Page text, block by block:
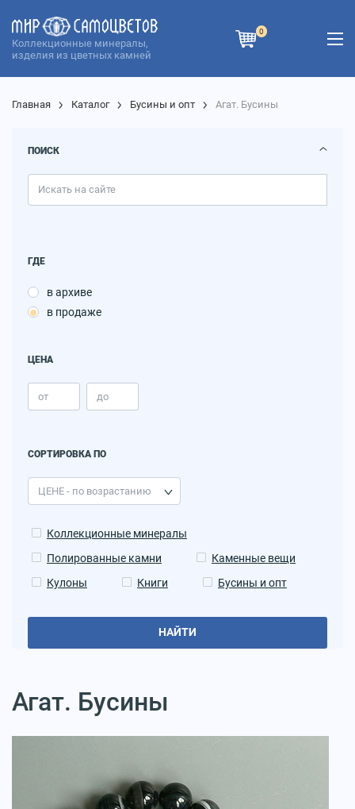
Коллекционные минералы,
изделия из цветных камней
0
Главная Каталог Бусины и опт Агат. Бусины
ПОИСК
ГДЕ
в архиве
в продаже
ЦЕНА
СОРТИРОВКА ПО
Коллекционные минералы
Полированные камни
Каменные вещи
Кулоны
Книги Бусины и опт
НАЙТИ
Агат. Бусины